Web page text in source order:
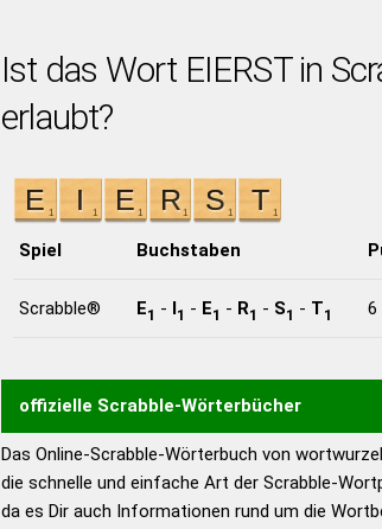
Ist das Wort EIERST in
erlaubt?
Spiel Buchstaben
Scrabble® E1 - I1 - E1 - R1 - S1 - T1 6
offizielle Scrabble-Wörterbücher
Wortwurzel liefert mit Hilfe eines
Wortanalyse-Algorithmus gute Anhaltspunkte
Das Online-Scrabble-Wörterbuch von
die schnelle und einfache Art der Scrabble-
da es Dir auch Informationen rund um die